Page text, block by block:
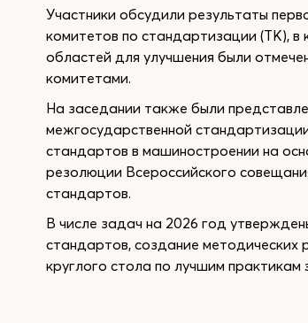
Участники обсудили результаты
комитетов по стандартизации (ТК),
областей для улучшения были
комитетами.
На заседании также были
межгосударственной
стандартов в машиностроении на
резолюции Всероссийского
стандартов.
В числе задач на 2026 год
стандартов, создание методических
круглого стола по лучшим